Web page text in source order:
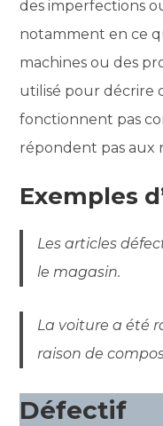
des imperfections
notamment en ce
machines ou des
utilisé pour décrire
fonctionnent pas
répondent pas aux
Exemples
Les articles
le magasin.
La voiture a été
raison de
Défectif